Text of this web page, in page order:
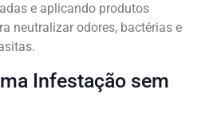
e aplicando produtos
neutralizar odores, bactérias e
Infestação sem